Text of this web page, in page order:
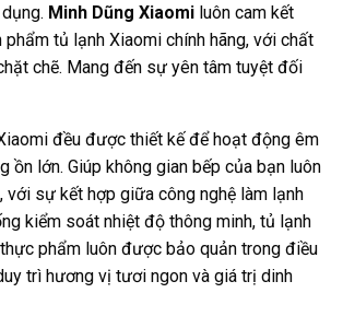
Minh Dũng Xiaomi luôn cam kết
tủ lạnh Xiaomi chính hãng, với chất
chẽ. Mang đến sự yên tâm tuyệt đối
đều được thiết kế để hoạt động êm
ồn lớn. Giúp không gian bếp của bạn luôn
với sự kết hợp giữa công nghệ làm lạnh
kiểm soát nhiệt độ thông minh, tủ lạnh
phẩm luôn được bảo quản trong điều
trì hương vị tươi ngon và giá trị dinh